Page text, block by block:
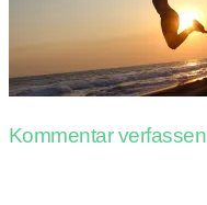
Kommentar verfassen